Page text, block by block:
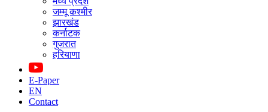
जम्मू कश्मीर
झारखंड
कर्नाटक
गुजरात
हरियाणा
E-Paper
EN
Contact